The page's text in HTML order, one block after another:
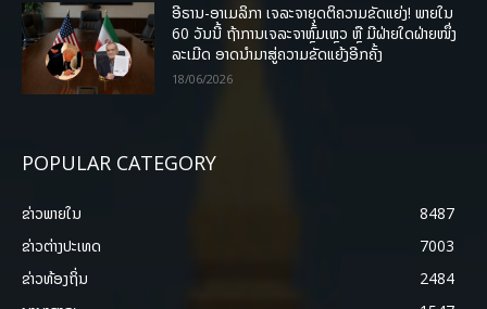
ອີຣານ-ອາເມລິກາ ເຈລະຈາຍຸດຕິຄວາມຂັດແຍ່ງ! ພາຍໃນ
60 ວັນນີ້ ຖ້າການເຈລະຈາຫຼົ້ມເຫຼວ ຫຼື ມີຝ່າຍໃດຝ່າຍໜຶ່ງ
ລະເມີດ ອາດນໍາມາສູ່ຄວາມຂັດແຍ້ງອີກຄັ້ງ
18/06/2026
POPULAR CATEGORY
ຂ່າວພາຍ​ໃນ
8487
ຂ່າວຕ່າງປະເທດ
7003
ຂ່າວທ້ອງຖິ່ນ
2484